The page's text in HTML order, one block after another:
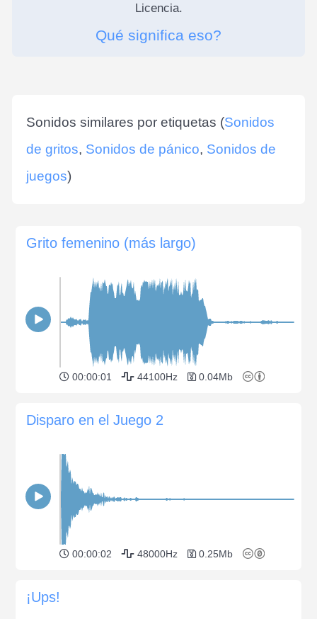
Licencia.
Qué significa eso?
Sonidos similares por etiquetas (Sonidos
de gritos, Sonidos de pánico, Sonidos de
juegos)
Grito femenino (más largo)
00:00:01 44100Hz 0.04Mb
Disparo en el Juego 2
00:00:02 48000Hz 0.25Mb
¡Ups!